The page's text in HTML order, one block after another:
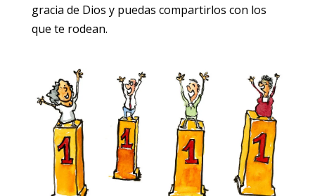
gracia de Dios y puedas compartirlos con los
que te rodean.